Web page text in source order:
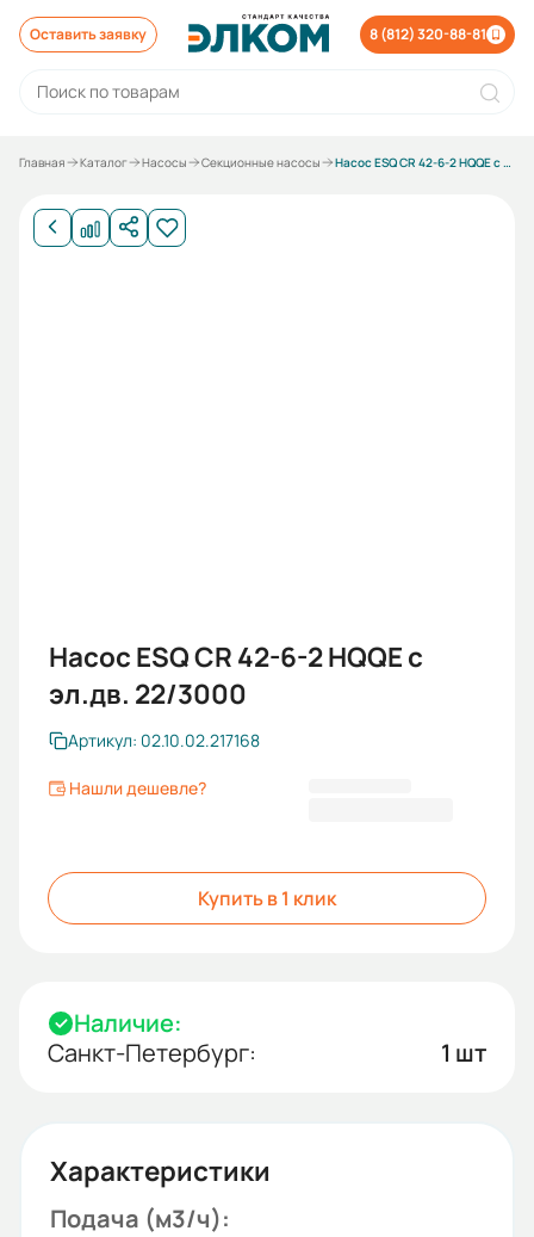
Оставить заявку 8 (812) 320-88-81
Главная Каталог Насосы Секционные насосы Насос ESQ CR 42-6-2 HQQE с электродвигателем 22/3000
Насос ESQ CR 42-6-2 HQQE с
эл.дв. 22/3000
Артикул: 02.10.02.217168
Нашли дешевле?
Купить в 1 клик
Наличие:
Санкт-Петербург:
1 шт
Характеристики
Подача (м3/ч):